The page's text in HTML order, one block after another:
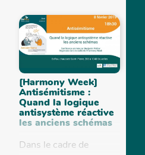
thématiques
spécifiques au vécu des
femmes noires. Ces
thématiques ne sont
pas nouvelles...
[Harmony Week]
Antisémitisme :
Quand la logique
antisystème réactive
les anciens schémas
Dans le cadre de